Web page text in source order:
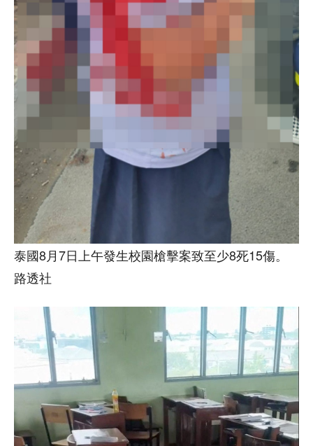
泰國8月7日上午發生校園槍擊案致至少8死15傷。
路透社